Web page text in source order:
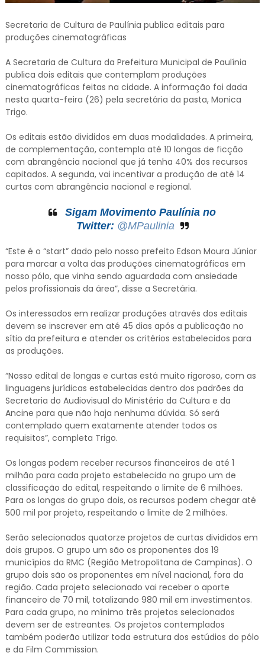
Secretaria de Cultura de Paulínia publica editais para
produções cinematográficas
A Secretaria de Cultura da Prefeitura Municipal de Paulínia
publica dois editais que contemplam produções
cinematográficas feitas na cidade. A informação foi dada
nesta quarta-feira (26) pela secretária da pasta, Monica
Trigo.
Os editais estão divididos em duas modalidades. A primeira,
de complementação, contempla até 10 longas de ficção
com abrangência nacional que já tenha 40% dos recursos
capitados. A segunda, vai incentivar a produção de até 14
curtas com abrangência nacional e regional.
Sigam Movimento Paulínia no
Twitter: @MPaulinia
“Este é o “start” dado pelo nosso prefeito Edson Moura Júnior
para marcar a volta das produções cinematográficas em
nosso pólo, que vinha sendo aguardada com ansiedade
pelos profissionais da área”, disse a Secretária.
Os interessados em realizar produções através dos editais
devem se inscrever em até 45 dias após a publicação no
sítio da prefeitura e atender os critérios estabelecidos para
as produções.
“Nosso edital de longas e curtas está muito rigoroso, com as
linguagens jurídicas estabelecidas dentro dos padrões da
Secretaria do Audiovisual do Ministério da Cultura e da
Ancine para que não haja nenhuma dúvida. Só será
contemplado quem exatamente atender todos os
requisitos”, completa Trigo.
Os longas podem receber recursos financeiros de até 1
milhão para cada projeto estabelecido no grupo um de
classificação do edital, respeitando o limite de 6 milhões.
Para os longas do grupo dois, os recursos podem chegar até
500 mil por projeto, respeitando o limite de 2 milhões.
Serão selecionados quatorze projetos de curtas divididos em
dois grupos. O grupo um são os proponentes dos 19
municípios da RMC (Região Metropolitana de Campinas). O
grupo dois são os proponentes em nível nacional, fora da
região. Cada projeto selecionado vai receber o aporte
financeiro de 70 mil, totalizando 980 mil em investimentos.
Para cada grupo, no mínimo três projetos selecionados
devem ser de estreantes. Os projetos contemplados
também poderão utilizar toda estrutura dos estúdios do pólo
e da Film Commission.